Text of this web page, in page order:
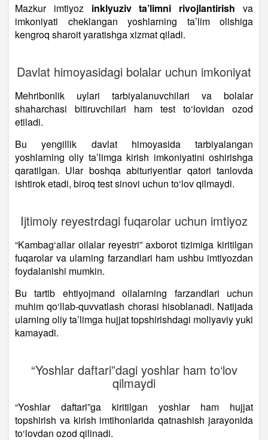
Mazkur imtiyoz inklyuziv ta’limni rivojlantirish va
imkoniyati cheklangan yoshlarning ta’lim olishiga
kengroq sharoit yaratishga xizmat qiladi.
Davlat himoyasidagi bolalar uchun imkoniyat
Mehribonlik uylari tarbiyalanuvchilari va bolalar
shaharchasi bitiruvchilari ham test to‘lovidan ozod
etiladi.
Bu yengillik davlat himoyasida tarbiyalangan
yoshlarning oliy ta’limga kirish imkoniyatini oshirishga
qaratilgan. Ular boshqa abituriyentlar qatori tanlovda
ishtirok etadi, biroq test sinovi uchun to‘lov qilmaydi.
Ijtimoiy reyestrdagi fuqarolar uchun imtiyoz
“Kambag‘allar oilalar reyestri” axborot tizimiga kiritilgan
fuqarolar va ularning farzandlari ham ushbu imtiyozdan
foydalanishi mumkin.
Bu tartib ehtiyojmand oilalarning farzandlari uchun
muhim qo‘llab-quvvatlash chorasi hisoblanadi. Natijada
ularning oliy ta’limga hujjat topshirishdagi moliyaviy yuki
kamayadi.
“Yoshlar daftari”dagi yoshlar ham to‘lov
qilmaydi
“Yoshlar daftari”ga kiritilgan yoshlar ham hujjat
topshirish va kirish imtihonlarida qatnashish jarayonida
to‘lovdan ozod qilinadi.